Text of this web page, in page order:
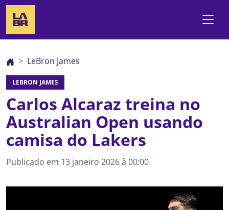
LeBron James
LEBRON JAMES
Carlos Alcaraz treina no
Australian Open usando
camisa do Lakers
Publicado em 13 janeiro 2026 à 00:00